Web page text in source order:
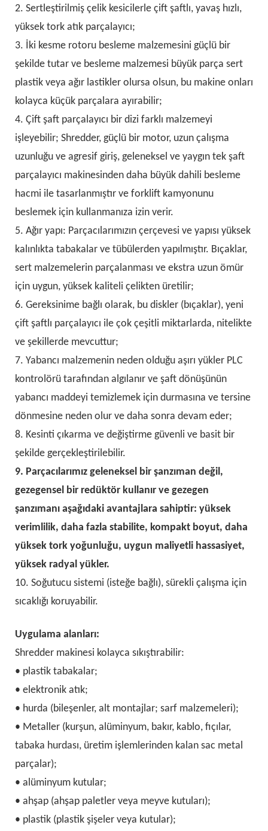
2. Sertleştirilmiş çelik kesicilerle çift şaftlı, yavaş hızlı,
yüksek tork atık parçalayıcı;
3. İki kesme rotoru besleme malzemesini güçlü bir
şekilde tutar ve besleme malzemesi büyük parça sert
plastik veya ağır lastikler olursa olsun, bu makine onları
kolayca küçük parçalara ayırabilir;
4. Çift şaft parçalayıcı bir dizi farklı malzemeyi
işleyebilir; Shredder, güçlü bir motor, uzun çalışma
uzunluğu ve agresif giriş, geleneksel ve yaygın tek şaft
parçalayıcı makinesinden daha büyük dahili besleme
hacmi ile tasarlanmıştır ve forklift kamyonunu
beslemek için kullanmanıza izin verir.
5. Ağır yapı: Parçacılarımızın çerçevesi ve yapısı yüksek
kalınlıkta tabakalar ve tübülerden yapılmıştır. Bıçaklar,
sert malzemelerin parçalanması ve ekstra uzun ömür
için uygun, yüksek kaliteli çelikten üretilir;
6. Gereksinime bağlı olarak, bu diskler (bıçaklar), yeni
çift şaftlı parçalayıcı ile çok çeşitli miktarlarda, nitelikte
ve şekillerde mevcuttur;
7. Yabancı malzemenin neden olduğu aşırı yükler PLC
kontrolörü tarafından algılanır ve şaft dönüşünün
yabancı maddeyi temizlemek için durmasına ve tersine
dönmesine neden olur ve daha sonra devam eder;
8. Kesinti çıkarma ve değiştirme güvenli ve basit bir
şekilde gerçekleştirilebilir.
9. Parçacılarımız geleneksel bir şanzıman değil,
gezegensel bir redüktör kullanır ve gezegen
şanzımanı aşağıdaki avantajlara sahiptir: yüksek
verimlilik, daha fazla stabilite, kompakt boyut, daha
yüksek tork yoğunluğu, uygun maliyetli hassasiyet,
yüksek radyal yükler.
10. Soğutucu sistemi (isteğe bağlı), sürekli çalışma için
sıcaklığı koruyabilir.
Uygulama alanları:
Shredder makinesi kolayca sıkıştırabilir:
• plastik tabakalar;
• elektronik atık;
• hurda (bileşenler, alt montajlar; sarf malzemeleri);
• Metaller (kurşun, alüminyum, bakır, kablo, fıçılar,
tabaka hurdası, üretim işlemlerinden kalan sac metal
parçalar);
• alüminyum kutular;
• ahşap (ahşap paletler veya meyve kutuları);
• plastik (plastik şişeler veya kutular);